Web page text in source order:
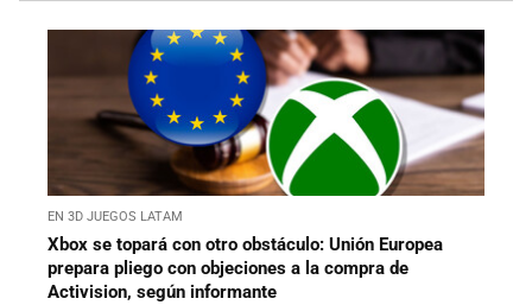
EN 3D JUEGOS LATAM
Xbox se topará con otro obstáculo: Unión Europea
prepara pliego con objeciones a la compra de
Activision, según informante